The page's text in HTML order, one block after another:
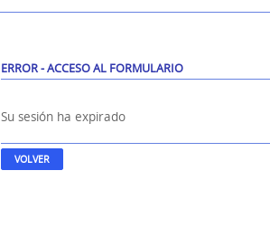
ERROR - ACCESO AL FORMULARIO
Su sesión ha expirado
VOLVER